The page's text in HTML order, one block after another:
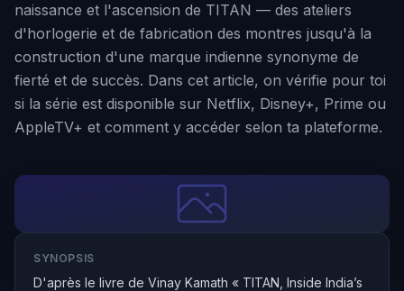
naissance et l'ascension de TITAN — des ateliers
d'horlogerie et de fabrication des montres jusqu'à la
construction d'une marque indienne synonyme de
fierté et de succès. Dans cet article, on vérifie pour toi
si la série est disponible sur Netflix, Disney+, Prime ou
AppleTV+ et comment y accéder selon ta plateforme.
SYNOPSIS
D'après le livre de Vinay Kamath « TITAN, Inside India’s